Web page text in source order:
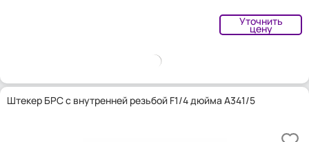
Уточнить
цену
Штекер БРС с внутренней резьбой F1/4 дюйма A341/5